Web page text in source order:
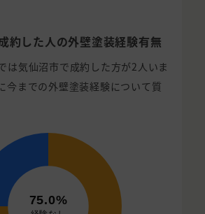
約した人の外壁塗装経験有無
は気仙沼市で成約した方が2人いま
今までの外壁塗装経験について質